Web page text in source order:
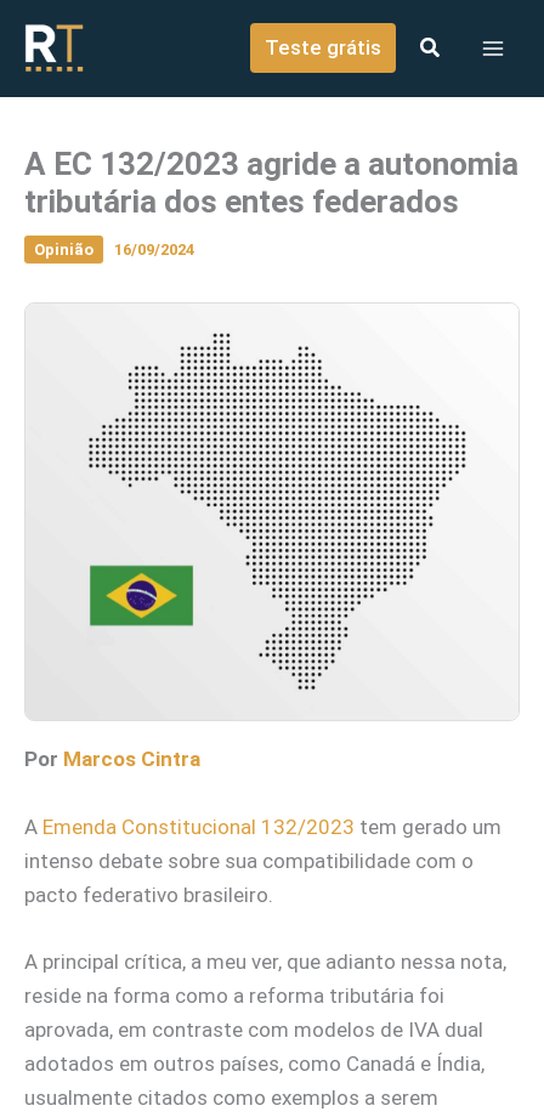
conteúdo
Teste grátis
A EC 132/2023 agride a autonomia
tributária dos entes federados
Opinião 16/09/2024
Por Marcos Cintra
A Emenda Constitucional 132/2023 tem gerado um
intenso debate sobre sua compatibilidade com o
pacto federativo brasileiro.
A principal crítica, a meu ver, que adianto nessa nota,
reside na forma como a reforma tributária foi
aprovada, em contraste com modelos de IVA dual
adotados em outros países, como Canadá e Índia,
usualmente citados como exemplos a serem